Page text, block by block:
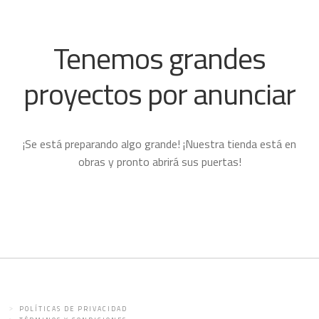
Tenemos grandes
proyectos por anunciar
¡Se está preparando algo grande! ¡Nuestra tienda está en
obras y pronto abrirá sus puertas!
POLÍTICAS DE PRIVACIDAD